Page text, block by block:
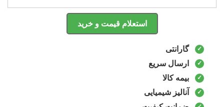
استعلام قیمت و خرید
گارانتی
ارسال سریع
بیمه کالا
آنالیز شیمیایی